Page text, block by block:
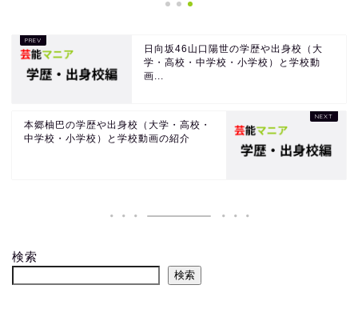
日向坂46山口陽世の学歴や出身校（大
学・高校・中学校・小学校）と学校動
画...
本郷柚巴の学歴や出身校（大学・高校・
中学校・小学校）と学校動画の紹介
検索
検索